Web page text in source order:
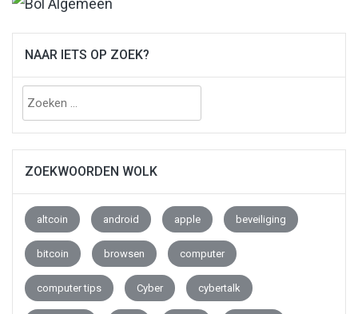
NAAR IETS OP ZOEK?
Zoeken
naar:
ZOEKWOORDEN WOLK
altcoin android apple beveiliging
bitcoin browsen computer
computer tips Cyber cybertalk